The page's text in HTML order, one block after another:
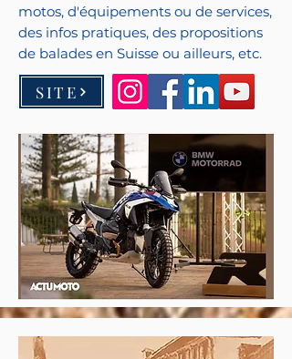
motos, d'équipements ou de services,
des infos pratiques, des propositions
de balades en Suisse ou ailleurs, etc.
SITE